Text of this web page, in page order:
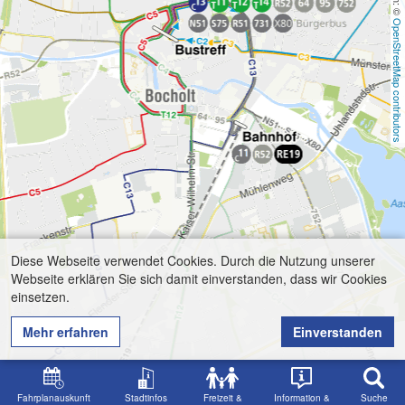
OpenStreetMap contributors
Fahrplanauskunft Stadtinfos
Freizeit &
Information &
Suche
Diese Webseite verwendet Cookies. Durch die Nutzung unserer
Webseite erklären Sie sich damit einverstanden, dass wir Cookies
einsetzen.
Mehr erfahren
Einverstanden